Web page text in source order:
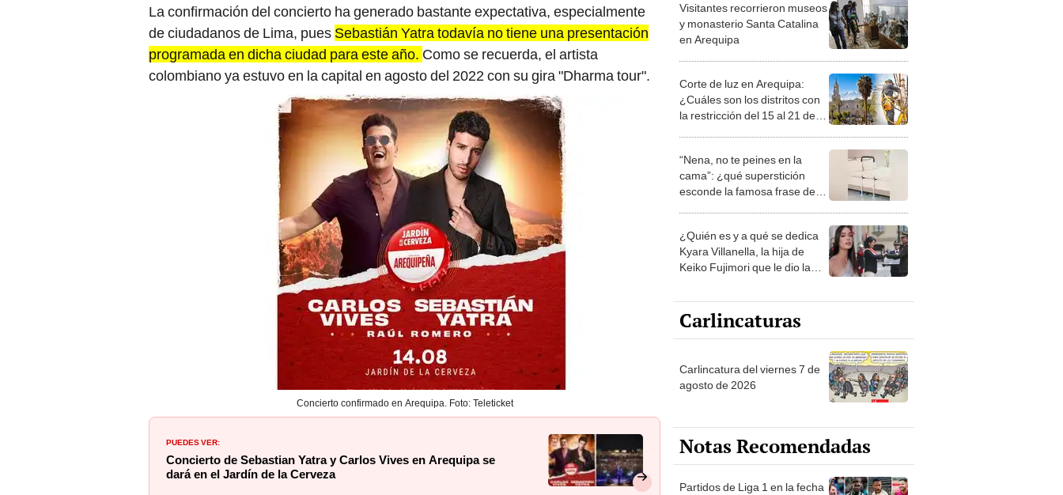
La confirmación del concierto ha generado bastante expectativa, especialmente
de ciudadanos de Lima, pues Sebastián Yatra todavía no tiene una presentación
programada en dicha ciudad para este año. Como se recuerda, el artista
colombiano ya estuvo en la capital en agosto del 2022 con su gira "Dharma tour".
Concierto confirmado en Arequipa. Foto: Teleticket
PUEDES VER:
Concierto de Sebastian Yatra y Carlos Vives en Arequipa se
dará en el Jardín de la Cerveza
Visitantes recorrieron museos
y monasterio Santa Catalina
en Arequipa
Corte de luz en Arequipa:
¿Cuáles son los distritos con
la restricción del 15 al 21 de
“Nena, no te peines en la
cama”: ¿qué superstición
esconde la famosa frase de
¿Quién es y a qué se dedica
Kyara Villanella, la hija de
Keiko Fujimori que le dio la
Carlincaturas
Carlincatura del viernes 7 de
agosto de 2026
Notas Recomendadas
Partidos de Liga 1 en la fecha